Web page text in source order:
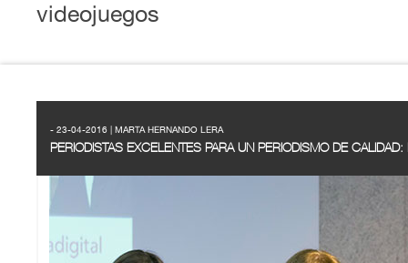
videojuegos
- 23-04-2016 | MARTA HERNANDO LERA
PERIODISTAS EXCELENTES PARA UN PERIODISMO DE